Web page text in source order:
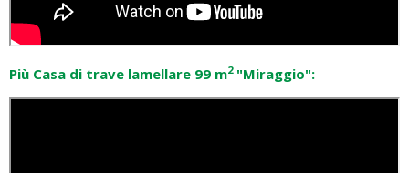
Più Casa di trave lamellare 99 m2"Miraggio":